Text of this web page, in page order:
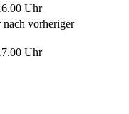
Uhr
nach vorheriger
Uhr